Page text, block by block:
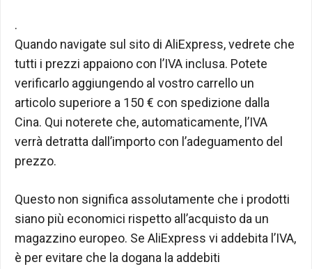
.
Quando navigate sul sito di AliExpress, vedrete che
tutti i prezzi appaiono con l’IVA inclusa. Potete
verificarlo aggiungendo al vostro carrello un
articolo superiore a 150 € con spedizione dalla
Cina. Qui noterete che, automaticamente, l’IVA
verrà detratta dall’importo con l’adeguamento del
prezzo.
Questo non significa assolutamente che i prodotti
siano più economici rispetto all’acquisto da un
magazzino europeo. Se AliExpress vi addebita l’IVA,
è per evitare che la dogana la addebiti